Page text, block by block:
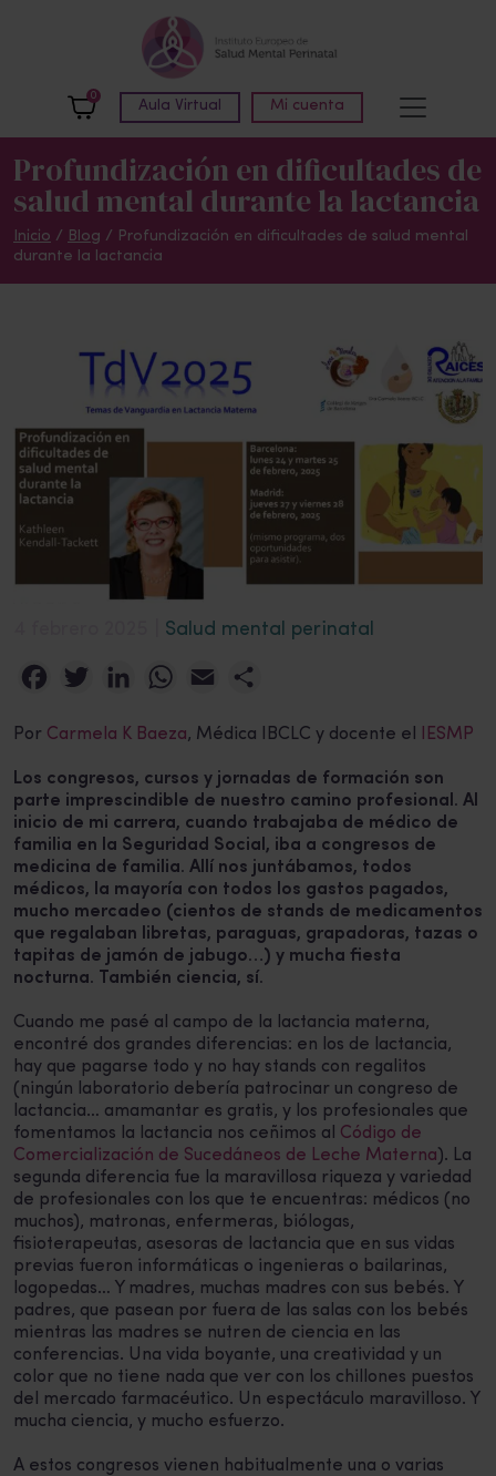
0
Aula Virtual Mi cuenta
Profundización en dificultades de
salud mental durante la lactancia
Inicio / Blog / Profundización en dificultades de salud mental
durante la lactancia
Salud mental perinatal
FacebookTwitterLinkedInWhatsApp
Email
Por Carmela K Baeza, Médica IBCLC y docente el IESMP
Los congresos, cursos y jornadas de formación son
parte imprescindible de nuestro camino profesional. Al
inicio de mi carrera, cuando trabajaba de médico de
familia en la Seguridad Social, iba a congresos de
medicina de familia. Allí nos juntábamos, todos
médicos, la mayoría con todos los gastos pagados,
mucho mercadeo (cientos de stands de medicamentos
que regalaban libretas, paraguas, grapadoras, tazas o
tapitas de jamón de jabugo…) y mucha fiesta
nocturna. También ciencia, sí.
Cuando me pasé al campo de la lactancia materna,
encontré dos grandes diferencias: en los de lactancia,
hay que pagarse todo y no hay stands con regalitos
(ningún laboratorio debería patrocinar un congreso de
lactancia… amamantar es gratis, y los profesionales que
fomentamos la lactancia nos ceñimos al Código de
Comercialización de Sucedáneos de Leche Materna). La
segunda diferencia fue la maravillosa riqueza y variedad
de profesionales con los que te encuentras: médicos (no
muchos), matronas, enfermeras, biólogas,
fisioterapeutas, asesoras de lactancia que en sus vidas
previas fueron informáticas o ingenieras o bailarinas,
logopedas… Y madres, muchas madres con sus bebés. Y
padres, que pasean por fuera de las salas con los bebés
mientras las madres se nutren de ciencia en las
conferencias. Una vida boyante, una creatividad y un
color que no tiene nada que ver con los chillones puestos
del mercado farmacéutico. Un espectáculo maravilloso. Y
mucha ciencia, y mucho esfuerzo.
A estos congresos vienen habitualmente una o varias